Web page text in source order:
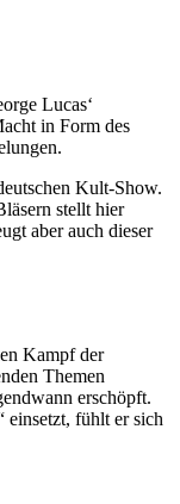
Lucas‘
in Form des
Kult-Show.
stellt hier
aber auch dieser
Kampf der
Themen
erschöpft.
einsetzt, fühlt er sich